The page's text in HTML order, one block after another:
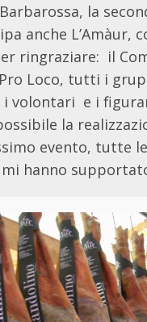
la
anche L’Amàur,
ringraziare: il
Loco, tutti i
i volontari e i
la
evento, tutte le
mi hanno